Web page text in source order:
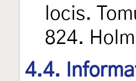
locis.
824.
4.4.